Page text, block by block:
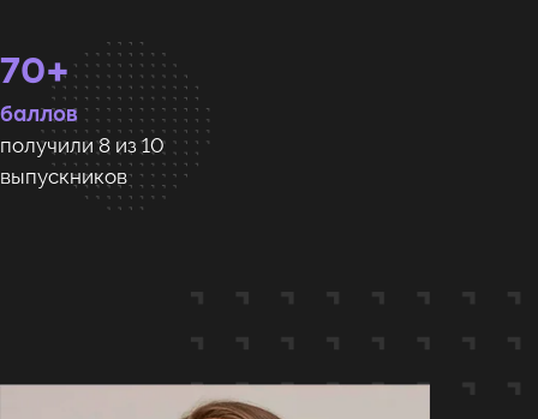
70+
баллов
получили 8 из 10
выпускников